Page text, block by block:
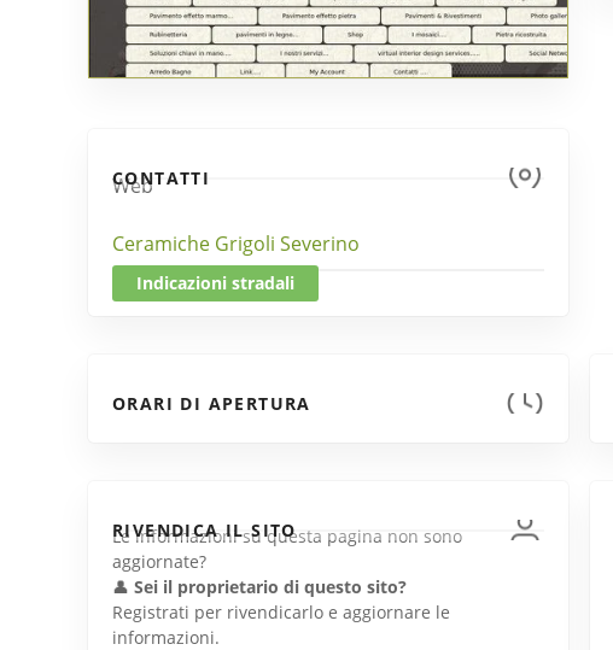
CONTATTI
Web
Ceramiche Grigoli Severino
Indicazioni stradali
ORARI DI APERTURA
RIVENDICA IL SITO
Le informazioni su questa pagina non sono
aggiornate?
👤 Sei il proprietario di questo sito?
Registrati per rivendicarlo e aggiornare le
informazioni.